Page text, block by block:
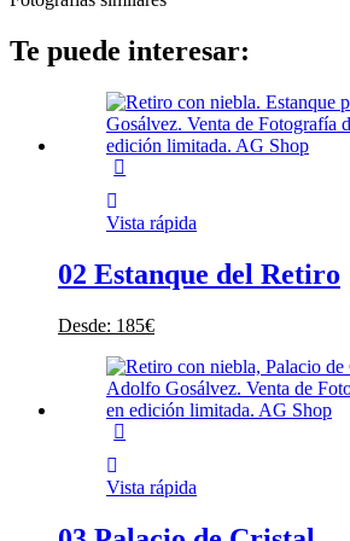
Te puede interesar:
Vista rápida
02 Estanque del Retiro
Desde: 185€
Vista rápida